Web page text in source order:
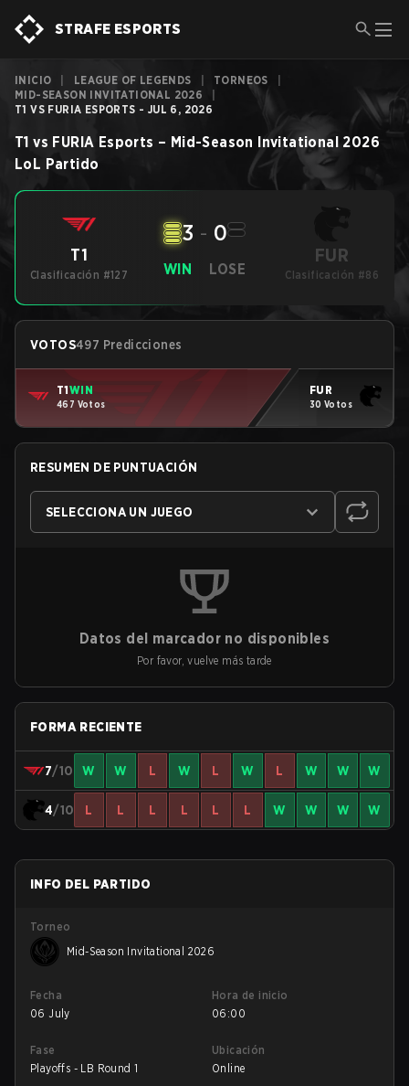
STRAFE ESPORTS
INICIO LEAGUE OF LEGENDS TORNEOS
MID-SEASON INVITATIONAL 2026
T1 VS FURIA ESPORTS - JUL 6, 2026
T1 vs FURIA Esports – Mid-Season Invitational 2026
LoL Partido
T1
Clasificación #127 WIN
3 - 0
LOSE
FUR
Clasificación #86
VOTOS497 Predicciones
T1WIN
467 Votos
FUR
30 Votos
RESUMEN DE PUNTUACIÓN
SELECCIONA UN JUEGO
Datos del marcador no disponibles
Por favor, vuelve más tarde
FORMA RECIENTE
7/10 W W L W L W L W W W
4/10 L L L L L L W W W W
INFO DEL PARTIDO
Torneo
Mid-Season Invitational 2026
Fecha
06 July
Hora de inicio
06:00
Fase
Playoffs - LB Round 1
Ubicación
Online